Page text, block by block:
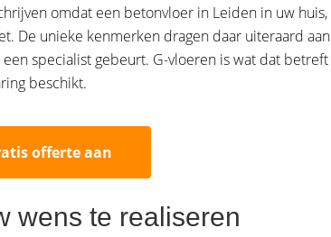
omdat een betonvloer in Leiden in uw huis,
De unieke kenmerken dragen daar uiteraard aan
specialist gebeurt. G-vloeren is wat dat betreft
beschikt.
offerte aan
wens te realiseren